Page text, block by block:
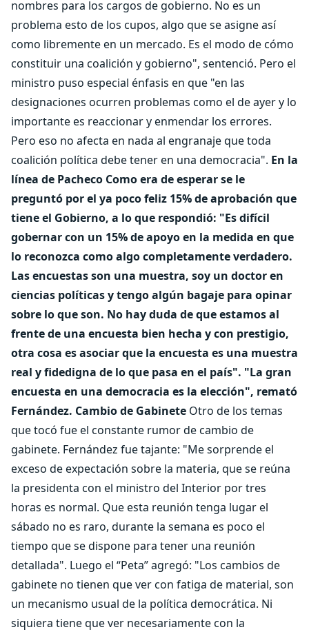
nombres para los cargos de gobierno. No es un
problema esto de los cupos, algo que se asigne así
como libremente en un mercado. Es el modo de cómo
constituir una coalición y gobierno", sentenció. Pero el
ministro puso especial énfasis en que "en las
designaciones ocurren problemas como el de ayer y lo
importante es reaccionar y enmendar los errores.
Pero eso no afecta en nada al engranaje que toda
coalición política debe tener en una democracia". En la
línea de Pacheco Como era de esperar se le
preguntó por el ya poco feliz 15% de aprobación que
tiene el Gobierno, a lo que respondió: "Es difícil
gobernar con un 15% de apoyo en la medida en que
lo reconozca como algo completamente verdadero.
Las encuestas son una muestra, soy un doctor en
ciencias políticas y tengo algún bagaje para opinar
sobre lo que son. No hay duda de que estamos al
frente de una encuesta bien hecha y con prestigio,
otra cosa es asociar que la encuesta es una muestra
real y fidedigna de lo que pasa en el país". "La gran
encuesta en una democracia es la elección", remató
Fernández. Cambio de Gabinete Otro de los temas
que tocó fue el constante rumor de cambio de
gabinete. Fernández fue tajante: "Me sorprende el
exceso de expectación sobre la materia, que se reúna
la presidenta con el ministro del Interior por tres
horas es normal. Que esta reunión tenga lugar el
sábado no es raro, durante la semana es poco el
tiempo que se dispone para tener una reunión
detallada". Luego el “Peta” agregó: "Los cambios de
gabinete no tienen que ver con fatiga de material, son
un mecanismo usual de la política democrática. Ni
siquiera tiene que ver necesariamente con la